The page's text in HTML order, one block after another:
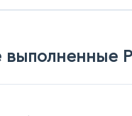
выполненные